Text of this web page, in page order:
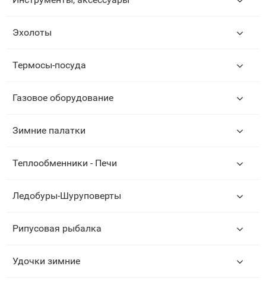
Эхолоты
Термосы-посуда
Газовое оборудование
Зимние палатки
Теплообменники - Печи
Ледобуры-Шуруповерты
Рипусовая рыбалка
Удочки зимние